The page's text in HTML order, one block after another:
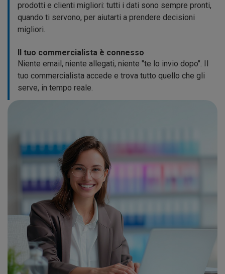
prodotti e clienti migliori: tutti i dati sono sempre pronti,
quando ti servono, per aiutarti a prendere decisioni
migliori.
Il tuo commercialista è connesso
Niente email, niente allegati, niente "te lo invio dopo". Il
tuo commercialista accede e trova tutto quello che gli
serve, in tempo reale.